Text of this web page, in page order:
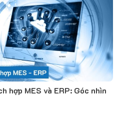
hợp MES và ERP: Góc nhìn